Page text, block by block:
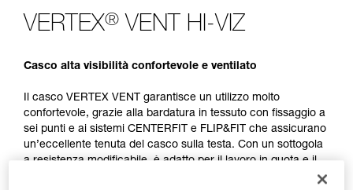
VERTEX® VENT HI-VIZ
Casco alta visibilità confortevole e ventilato
Il casco VERTEX VENT garantisce un utilizzo molto
confortevole, grazie alla bardatura in tessuto con fissaggio a
sei punti e ai sistemi CENTERFIT e FLIP&FIT che assicurano
un’eccellente tenuta del casco sulla testa. Con un sottogola
a resistenza modificabile, è adatto per il lavoro in quota e il